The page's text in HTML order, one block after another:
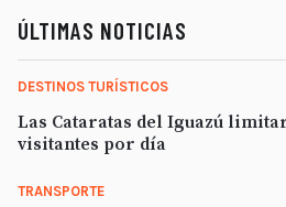
ÚLTIMAS NOTICIAS
DESTINOS TURÍSTICOS
Las Cataratas del Iguazú
visitantes por día
TRANSPORTE